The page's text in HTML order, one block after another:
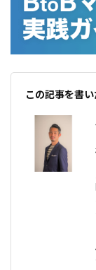
この記事を書